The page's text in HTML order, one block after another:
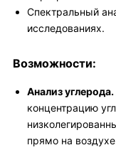
Спектральный
исследованиях.
Возможности:
Анализ углерода.
концентрацию
прямо на